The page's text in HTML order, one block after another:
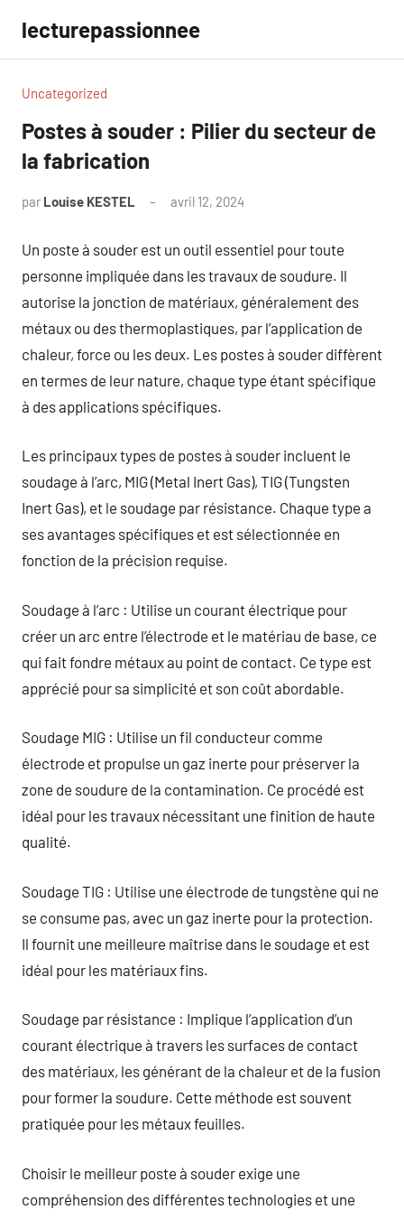
contenu
lecturepassionnee
Uncategorized
Postes à souder : Pilier du secteur de
la fabrication
par Louise KESTEL avril 12, 2024
Un poste à souder est un outil essentiel pour toute
personne impliquée dans les travaux de soudure. Il
autorise la jonction de matériaux, généralement des
métaux ou des thermoplastiques, par l’application de
chaleur, force ou les deux. Les postes à souder diffèrent
en termes de leur nature, chaque type étant spécifique
à des applications spécifiques.
Les principaux types de postes à souder incluent le
soudage à l’arc, MIG (Metal Inert Gas), TIG (Tungsten
Inert Gas), et le soudage par résistance. Chaque type a
ses avantages spécifiques et est sélectionnée en
fonction de la précision requise.
Soudage à l’arc : Utilise un courant électrique pour
créer un arc entre l’électrode et le matériau de base, ce
qui fait fondre métaux au point de contact. Ce type est
apprécié pour sa simplicité et son coût abordable.
Soudage MIG : Utilise un fil conducteur comme
électrode et propulse un gaz inerte pour préserver la
zone de soudure de la contamination. Ce procédé est
idéal pour les travaux nécessitant une finition de haute
qualité.
Soudage TIG : Utilise une électrode de tungstène qui ne
se consume pas, avec un gaz inerte pour la protection.
Il fournit une meilleure maîtrise dans le soudage et est
idéal pour les matériaux fins.
Soudage par résistance : Implique l’application d’un
courant électrique à travers les surfaces de contact
des matériaux, les générant de la chaleur et de la fusion
pour former la soudure. Cette méthode est souvent
pratiquée pour les métaux feuilles.
Choisir le meilleur poste à souder exige une
compréhension des différentes technologies et une